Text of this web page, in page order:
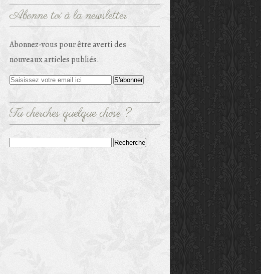
Abonne toi à la newsletter
Abonnez-vous pour être averti des
nouveaux articles publiés.
Tu cherches quelque chose ?